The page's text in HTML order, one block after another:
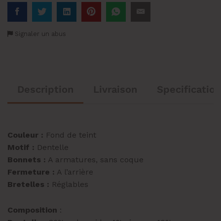
Signaler un abus
Couleur : Fond de teint
Motif : Dentelle
Bonnets : A armatures, sans coque
Fermeture : A l’arrière
Bretelles : Réglables
Composition :